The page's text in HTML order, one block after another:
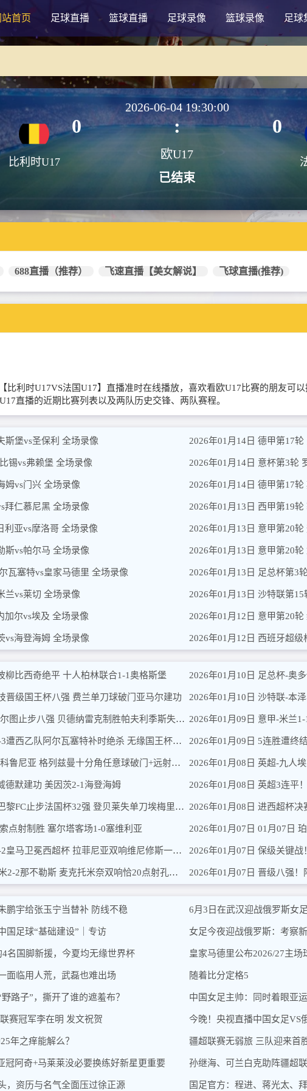
站首页 足球直播 篮球直播 足球录像 篮球录像 足球
比利时U17
2026-06-04 19:30:00
0 : 0
欧U17
已结束
688直播（推荐） 飞速直播【美女解说】 飞球直播(推荐)
比利时U17VS法国U17】直播准时在线播放，喜欢看欧U17比赛的朋友可
直播的近期比赛列表以及两队历史交锋、两队赛程。
斯堡vs圣保利 全场录像
锡vs弗赖堡 全场录像
姆vs门兴 全场录像
拜仁慕尼黑 全场录像
利亚vs摩洛哥 全场录像
斯vs帕尔马 全场录像
瓦塞特vs皇家马德里 全场录像
兰vs莱切 全场录像
加尔vs埃及 全场录像
vs海登海姆 全场录像
2026年01月14日 德甲第17
2026年01月14日 意杯第3轮
2026年01月14日 德甲第17
2026年01月13日 西甲第19
2026年01月13日 意甲第20
2026年01月13日 意甲第20
2026年01月13日 足总杯第3
2026年01月13日 沙特联第
2026年01月12日 意甲第20
2026年01月12日 西班牙超
柳比西奇绝平 十人柏林联合1-1奥格斯堡
晋级国王杯八强 费兰单刀球破门亚马尔建功
2026年01月15日 葡杯-本菲卡0-1波尔图止步八强 贝德纳雷克制胜帕夫利季斯失良机
2026年01月15日 爆冷出局！皇马2-3遭西乙队阿尔瓦塞特补时绝杀 无缘国王杯8强
2026年01月14日 国王杯-马竞1-0拉科鲁尼亚 格列兹曼十分角任意球破门+远射中横梁
德默建功 美因茨2-1海登海姆
2026年01月13日 爆冷！大巴黎0-1巴黎FC止步法国杯32强 登贝莱失单刀埃梅里中框
点射制胜 塞尔塔客场1-0塞维利亚
2026年01月12日 新年首冠！巴萨3-2皇马卫冕西超杯 拉菲尼亚双响维尼修斯一条龙
2026年01月12日 6轮连胜终结！国米2-2那不勒斯 麦克托米奈双响恰20点射孔蒂染红
2026年01月10日 足总杯-奥
2026年01月10日 沙特联-本
2026年01月07日 01月07日
2026年01月07日 保级关键
鹏宇给张玉宁当替补 防线不稳
国足球“基础建设”｜专访
名国脚新援，今夏均无缘世界杯
面临用人荒，武磊也难出场
路子”，撕开了谁的遮羞布？
赛冠军李在明 发文祝贺
年之痒能解么？
冠阿奇+马莱莱没必要换练好新星更重要
，资历与名气全面压过徐正源
6月3日在武汉迎战俄罗斯女
女足今夜迎战俄罗斯：考察
随着比分定格5
中国女足主帅：同时着眼亚
今晚！央视直播中国女足VS
疆超联赛无弱旅 三队迎来首
孙继海、可兰白克助阵疆超
国足官方：程进、蒋光太、